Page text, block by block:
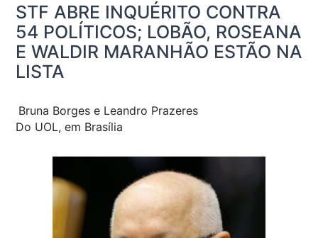
STF ABRE INQUÉRITO CONTRA
54 POLÍTICOS; LOBÃO, ROSEANA
E WALDIR MARANHÃO ESTÃO NA
LISTA
Bruna Borges e Leandro Prazeres
Do UOL, em Brasília